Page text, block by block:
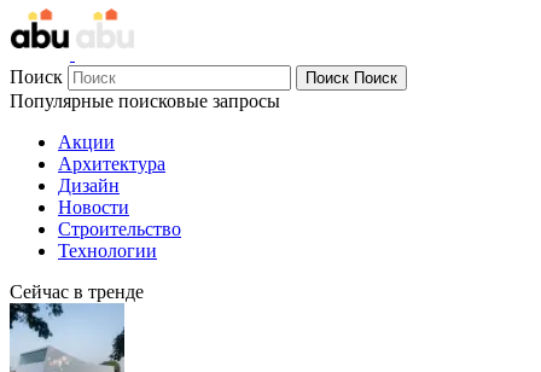
Поиск Поиск Поиск
Популярные поисковые запросы
Акции
Архитектура
Дизайн
Новости
Строительство
Технологии
Сейчас в тренде